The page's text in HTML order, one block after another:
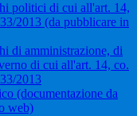
politici di cui all'art. 14,
2013 (da pubblicare in
di amministrazione, di
di cui all'art. 14, co.
2013
(documentazione da
web)